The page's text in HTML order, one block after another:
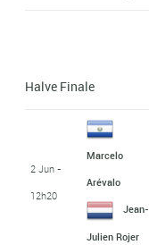
Halve Finale
2 Jun -
12h20
Marcelo
Arévalo
Jean-
Julien Rojer